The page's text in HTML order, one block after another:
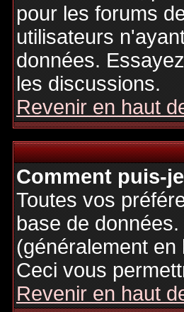
pour les forums
utilisateurs
données.
les discussions.
Revenir en haut
Comment puis-
Toutes vos
base de
(généralement
Ceci vous
Revenir en haut